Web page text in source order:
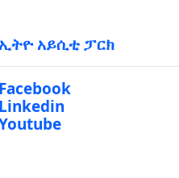
ኢትዮ አይሲቲ ፓርክ
Facebook
Linkedin